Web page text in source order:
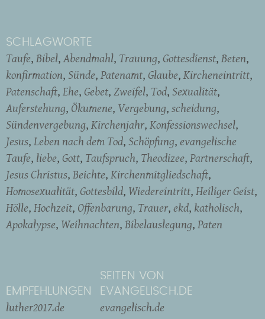
SCHLAGWORTE
Taufe Bibel Abendmahl Trauung Gottesdienst Beten
konfirmation Sünde Patenamt Glaube Kircheneintritt
Patenschaft Ehe Gebet Zweifel Tod Sexualität
Auferstehung Ökumene Vergebung scheidung
Sündenvergebung Kirchenjahr Konfessionswechsel
Jesus Leben nach dem Tod Schöpfung evangelische
Taufe liebe Gott Taufspruch Theodizee Partnerschaft
Jesus Christus Beichte Kirchenmitgliedschaft
Homosexualität Gottesbild Wiedereintritt Heiliger Geist
Hölle Hochzeit Offenbarung Trauer ekd katholisch
Apokalypse Weihnachten Bibelauslegung Paten
EMPFEHLUNGEN
luther2017.de
SEITEN VON
EVANGELISCH.DE
evangelisch.de